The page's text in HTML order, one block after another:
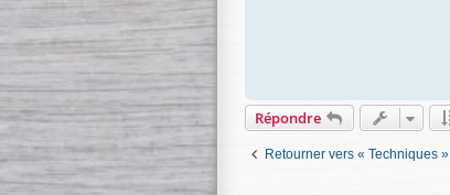
Répondre
Retourner vers « Techniques »